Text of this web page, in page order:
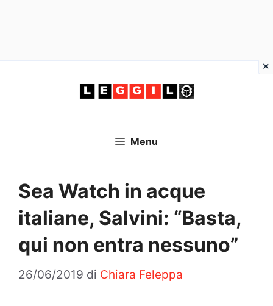
Menu
Sea Watch in acque
italiane, Salvini: “Basta,
qui non entra nessuno”
26/06/2019 di Chiara Feleppa